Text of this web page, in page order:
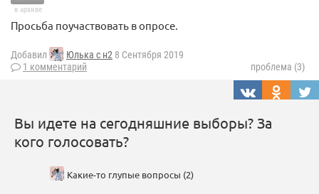
в архиве
Просьба поучаствовать в опросе.
Добавил Юлька с н2 8 Сентября 2019
1 комментарий
проблема (3)
Вы идете на сегодняшние выборы? За
кого голосовать?
Какие-то глупые вопросы (2)